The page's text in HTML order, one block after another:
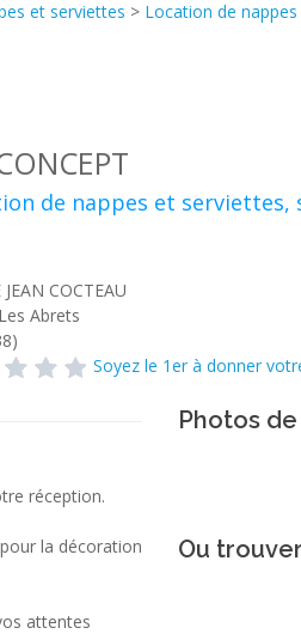
et serviettes > Location de
de nappes et serviettes,
JEAN COCTEAU
Les Abrets
Soyez le 1er à donner
réception.
la décoration
attentes
Photos de
Ou